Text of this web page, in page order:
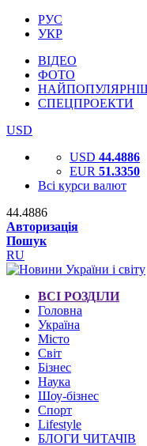
РУС
УКР
ВІДЕО
ФОТО
СПЕЦПРОЕКТИ
USD
USD 44.4886
EUR 51.3350
Всі курси валют
44.4886
Авторизація
Пошук
RU
ВСІ РОЗДІЛИ
Головна
Україна
Місто
Світ
Бізнес
Наука
Шоу-бізнес
Спорт
Lifestyle
БЛОГИ ЧИТАЧІВ